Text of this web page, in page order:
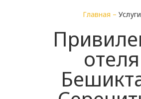
Главная – Услуги
отеля